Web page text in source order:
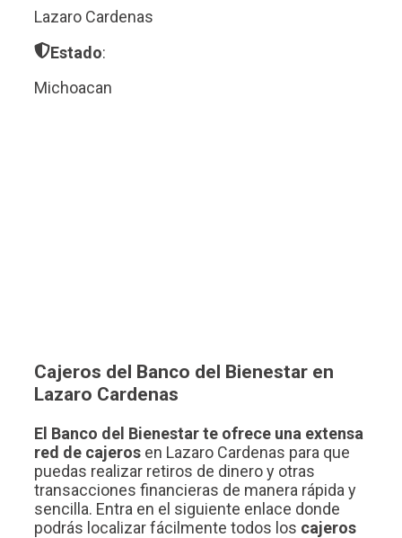
Lazaro Cardenas
Estado:
Michoacan
Cajeros del Banco del Bienestar en
Lazaro Cardenas
El Banco del Bienestar te ofrece una extensa
red de cajeros en Lazaro Cardenas para que
puedas realizar retiros de dinero y otras
transacciones financieras de manera rápida y
sencilla. Entra en el siguiente enlace donde
podrás localizar fácilmente todos los cajeros